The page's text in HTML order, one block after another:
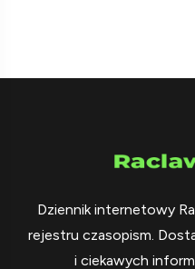
Dziennik internetowy
rejestru czasopism.
i ciekawych